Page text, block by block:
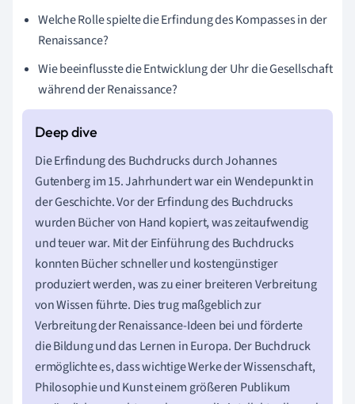
Welche Rolle spielte die Erfindung des Kompasses in der
Renaissance?
Wie beeinflusste die Entwicklung der Uhr die Gesellschaft
während der Renaissance?
Die Erfindung des Buchdrucks durch Johannes
Gutenberg im 15. Jahrhundert war ein Wendepunkt in
der Geschichte. Vor der Erfindung des Buchdrucks
wurden Bücher von Hand kopiert, was zeitaufwendig
und teuer war. Mit der Einführung des Buchdrucks
konnten Bücher schneller und kostengünstiger
produziert werden, was zu einer breiteren Verbreitung
von Wissen führte. Dies trug maßgeblich zur
Verbreitung der Renaissance-Ideen bei und förderte
die Bildung und das Lernen in Europa. Der Buchdruck
ermöglichte es, dass wichtige Werke der Wissenschaft,
Philosophie und Kunst einem größeren Publikum